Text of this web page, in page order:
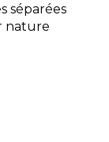
séparées
nature